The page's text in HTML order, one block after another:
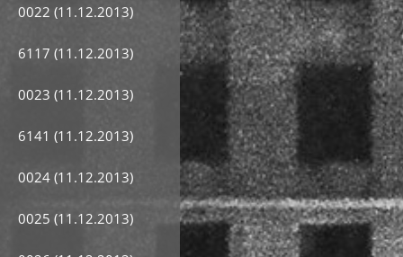
0022 (11.12.2013)
6117 (11.12.2013)
0023 (11.12.2013)
6141 (11.12.2013)
0024 (11.12.2013)
0025 (11.12.2013)